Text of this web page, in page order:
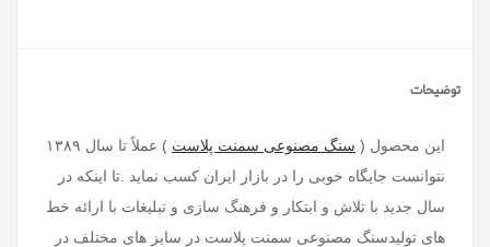
توضیحات
این محصول ( سنگ مصنوعی سمنت پلاست
) عملاً تا سال ۱۳۸۹
نتوانست جایگاه خوبی را در بازار ایران کسب نماید .تا اینکه در
سال جدید با تلاش و ابتکار و فرهنگ سازی و تبلیغات با ارائه خط
های تولیدسنگ مصنوعی سمنت پلاست در سایز های مختلف در